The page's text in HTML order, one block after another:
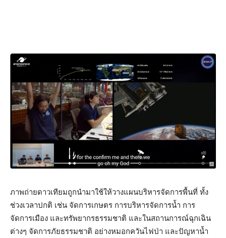
ภาพถ่ายดาวเทียมถูกนำมาใช้ให้วางแผนบริหารจัดการพื้นที่ ทั้ง
ช่วงเวลาปกติ เช่น จัดการเกษตร การบริหารจัดการน้ำ การ
จัดการเมือง และทรัพยากรธรรมชาติ และในสถานการณ์ฉุกเฉิน
ต่างๆ จัดการภัยธรรมชาติ อย่างหมอกควันไฟป่า และปัญหาน้ำ